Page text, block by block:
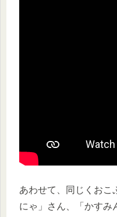
あわせて、同じくおこ
にゃ」さん、「かすみ